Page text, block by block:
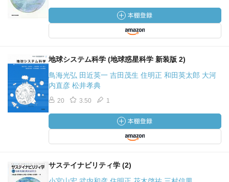
地球システム科学 (地球惑星科学 新装版 2)
鳥海光弘 田近英一 吉田茂生 住明正 和田英太郎 大河
内直彦 松井孝典
20 3.50 1
サステイナビリティ学 (2)